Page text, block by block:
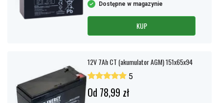
Dostępne w magazynie
KUP
12V 7Ah CT (akumulator AGM) 151x65x94
5
Od 78,99 zł